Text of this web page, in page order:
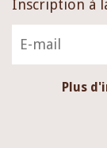
Inscription à
Plus